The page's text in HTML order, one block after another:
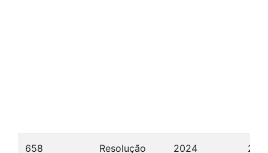
658
Resolução
2024 23/